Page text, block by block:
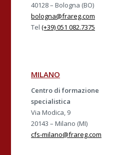
40128 – Bologna (BO)
bologna@frareg.com
Tel (+39) 051 082.7375
MILANO
Centro di formazione
specialistica
Via Modica, 9
20143 – Milano (MI)
cfs-milano@frareg.com